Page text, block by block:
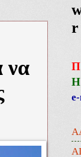
να
r
Π
Η